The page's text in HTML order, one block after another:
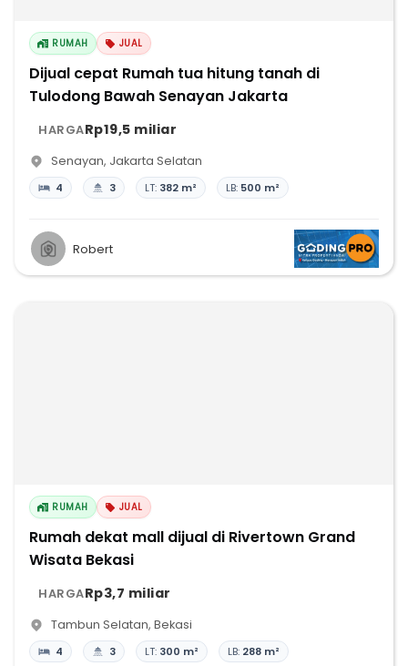
RUMAH JUAL
Dijual cepat Rumah tua hitung tanah di
Tulodong Bawah Senayan Jakarta
HARGARp19,5 miliar
Senayan, Jakarta Selatan
4 3 LT: 382 m² LB: 500 m²
Robert
RUMAH JUAL
Rumah dekat mall dijual di Rivertown Grand
Wisata Bekasi
HARGARp3,7 miliar
Tambun Selatan, Bekasi
4 3 LT: 300 m² LB: 288 m²